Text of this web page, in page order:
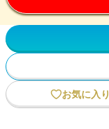
お気に入り